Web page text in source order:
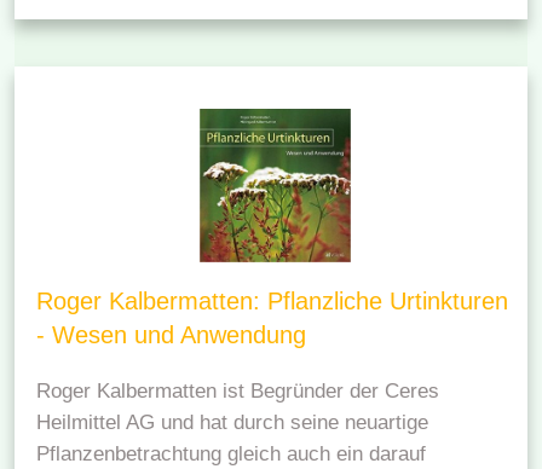
Roger Kalbermatten: Pflanzliche Urtinkturen
- Wesen und Anwendung
Roger Kalbermatten ist Begründer der Ceres
Heilmittel AG und hat durch seine neuartige
Pflanzenbetrachtung gleich auch ein darauf